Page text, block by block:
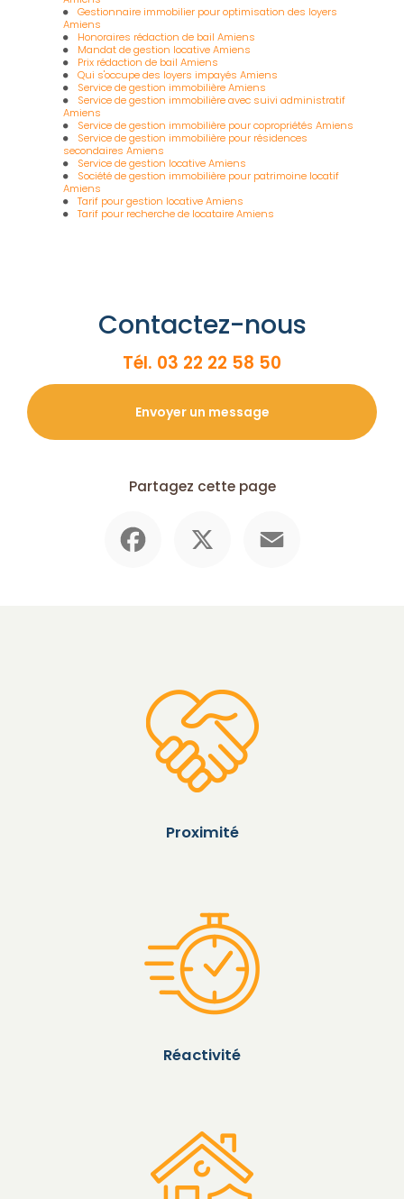
Gestionnaire immobilier pour optimisation des loyers
Amiens
Honoraires rédaction de bail Amiens
Mandat de gestion locative Amiens
Prix rédaction de bail Amiens
Qui s'occupe des loyers impayés Amiens
Service de gestion immobilière Amiens
Service de gestion immobilière avec suivi administratif
Amiens
Service de gestion immobilière pour copropriétés Amiens
Service de gestion immobilière pour résidences
secondaires Amiens
Service de gestion locative Amiens
Société de gestion immobilière pour patrimoine locatif
Amiens
Tarif pour gestion locative Amiens
Tarif pour recherche de locataire Amiens
Contactez-nous
Tél. 03 22 22 58 50
Envoyer un message
Partagez cette page
Proximité
Réactivité